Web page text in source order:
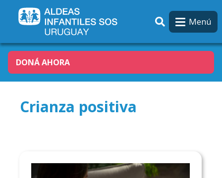
Menú
DONÁ AHORA
Crianza positiva